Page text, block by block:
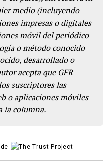
medio (incluyendo
impresas o digitales
móvil del periódico
o método conocido
desarrollado o
acepta que GFR
suscriptores las
o aplicaciones móviles
la columna.